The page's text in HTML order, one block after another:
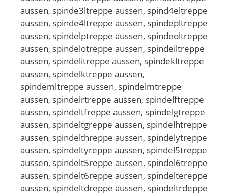
aussen, spinde3ltreppe aussen, spind4eltreppe
aussen, spinde4ltreppe aussen, spindepltreppe
aussen, spindelptreppe aussen, spindeoltreppe
aussen, spindelotreppe aussen, spindeiltreppe
aussen, spindelitreppe aussen, spindekltreppe
aussen, spindelktreppe aussen,
spindemltreppe aussen, spindelmtreppe
aussen, spindelrtreppe aussen, spindelftreppe
aussen, spindeltfreppe aussen, spindelgtreppe
aussen, spindeltgreppe aussen, spindelhtreppe
aussen, spindelthreppe aussen, spindelytreppe
aussen, spindeltyreppe aussen, spindel5treppe
aussen, spindelt5reppe aussen, spindel6treppe
aussen, spindelt6reppe aussen, spindeltereppe
aussen, spindeltdreppe aussen, spindeltrdeppe